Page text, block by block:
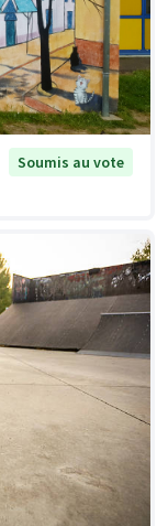
Soumis au vote